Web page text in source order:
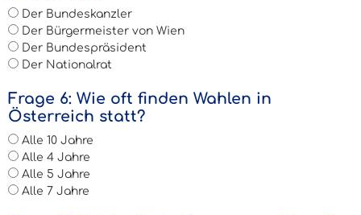
Der Bundeskanzler
Der Bürgermeister von Wien
Der Bundespräsident
Der Nationalrat
Frage 6: Wie oft finden Wahlen in
Österreich statt?
Alle 10 Jahre
Alle 4 Jahre
Alle 5 Jahre
Alle 7 Jahre